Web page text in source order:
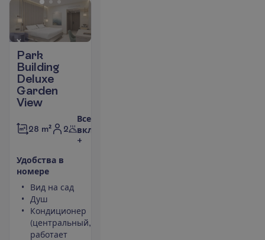
Park
Building
Deluxe
Garden
View
28 m² 2
Все
включено
+
Удобства в
номере
Вид на сад
Душ
Кондиционер
(центральный,
работает